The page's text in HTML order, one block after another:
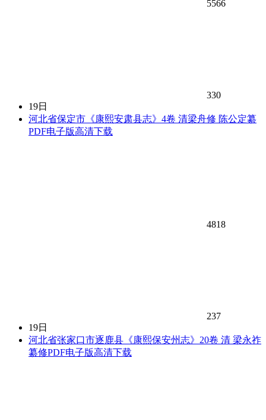
5566
330
19日
河北省保定市《康熙安肃县志》4卷 清梁舟修 陈公定纂
PDF电子版高清下载
4818
237
19日
河北省张家口市逐鹿县《康熙保安州志》20卷 清 梁永祚
纂修PDF电子版高清下载